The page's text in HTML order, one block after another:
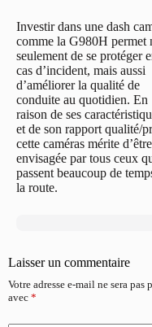
Investir dans une dash
comme la G980H permet
seulement de se protéger
cas d’incident, mais aussi
d’améliorer la qualité de
conduite au quotidien. En
raison de ses
et de son rapport qualité/
cette caméras mérite d’être
envisagée par tous ceux
passent beaucoup de
la route.
Laisser un commentaire
Votre adresse e-mail ne sera pas
avec *